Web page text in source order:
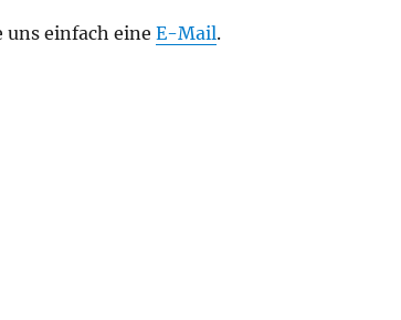
uns einfach eineE-Mail.